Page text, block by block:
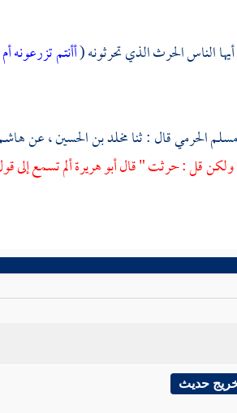
الناس الحرث الذي تحرثونه (أأنتم تزرعونه
الحرميقال : ثنامخلد بن الحسين، عن
قل : حرثت " قال أبو هريرة ألم تسمع إلى
حديث